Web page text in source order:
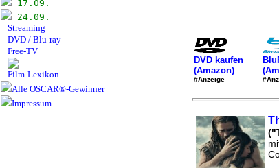
DVD kaufen
(Amazon)
#Anzeige
17.09.
24.09.
Streaming
DVD / Blu-ray
Free-TV
Film-Lexikon
Alle OSCAR®-Gewinner
Impressum